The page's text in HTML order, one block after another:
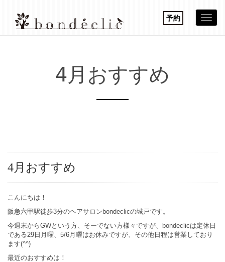
4月おすすめ
予約
4月おすすめ
こんにちは！
阪急六甲駅徒歩3分のヘアサロンbondeclicの城戸です。
今週末からGWという方、そーでない方様々ですが、bondeclicは定休日
である29日月曜、5/6月曜はお休みですが、その他日程は営業しており
ます(^^)
最近のおすすめは！